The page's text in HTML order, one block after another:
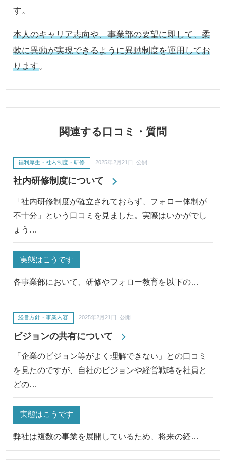
す。
本人のキャリア志向や、事業部の要望に即して、柔
軟に異動が実現できるように異動制度を運用してお
ります。
関連する口コミ・質問
社内研修制度について
福利厚生・社内制度・研修 2025年2月21日 公開
「社内研修制度が確立されておらず、フォロー体制が
不十分」という口コミを見ました。実際はいかがでし
ょう…
実態はこうです
各事業部において、研修やフォロー教育を以下の…
ビジョンの共有について
経営方針・事業内容 2025年2月21日 公開
「企業のビジョン等がよく理解できない」との口コミ
を見たのですが、自社のビジョンや経営戦略を社員と
どの…
実態はこうです
弊社は複数の事業を展開しているため、将来の経…